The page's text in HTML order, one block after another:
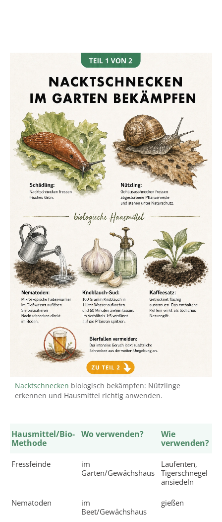
Nacktschnecken biologisch bekämpfen: Nützlinge
erkennen und Hausmittel richtig anwenden.
Hausmittel/Bio-
Methode
Wo verwenden?
Wie
verwenden?
Fressfeinde
im
Garten/Gewächshaus
Laufenten,
Tigerschnegel
ansiedeln
Nematoden
im
Beet/Gewächshaus
gießen